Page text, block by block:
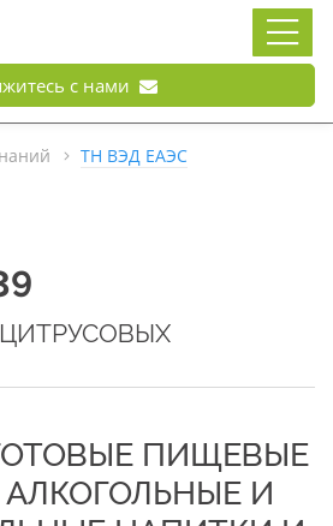
с нами
ТН ВЭД ЕАЭС
ПИЩЕВЫЕ
И